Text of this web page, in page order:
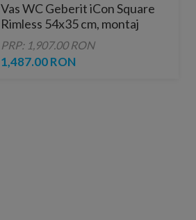
Vas WC Geberit iCon Square
Rimless 54x35 cm, montaj
suspendat
PRP: 1,907.00 RON
1,487.00 RON